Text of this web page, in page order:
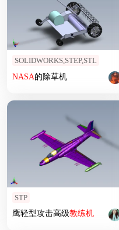
SOLIDWORKS,STEP,STL
NASA的除草机
STP
鹰轻型攻击高级教练机